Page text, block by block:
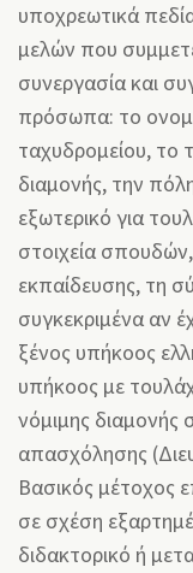
υποχρεωτικά
μελών που
συνεργασία και
πρόσωπα: το
ταχυδρομείου, το
διαμονής, την
εξωτερικό για
στοιχεία
εκπαίδευσης, τη
συγκεκριμένα αν
ξένος υπήκοος
υπήκοος με
νόμιμης διαμονής
απασχόλησης
Βασικός μέτοχος
σε σχέση
διδακτορικό ή